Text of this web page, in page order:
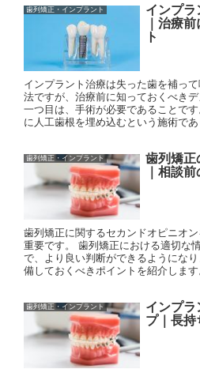
歯列矯正・インプラント
インプラ
｜治療
ト
インプラント治療は失った歯を補っ
法ですが、治療前に知っておくべき
一つ目は、手術が必要であることで
に人工歯根を埋め込むという施術であ
歯列矯正・インプラント
歯列矯正
｜相談
歯列矯正に関するセカンドオピニオ
重要です。 歯列矯正における適切な
で、より良い判断ができるようにな
備しておくべきポイントを紹介します
歯列矯正・インプラント
インプラ
プ｜長持